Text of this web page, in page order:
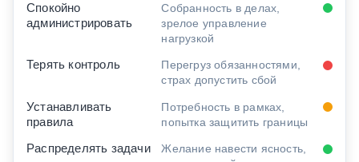
Спокойно
администрировать
Собранность в делах,
зрелое управление
нагрузкой
Терять контроль
Перегруз обязанностями,
страх допустить сбой
Устанавливать
правила
Потребность в рамках,
попытка защитить границы
Распределять задачи
Желание навести ясность,